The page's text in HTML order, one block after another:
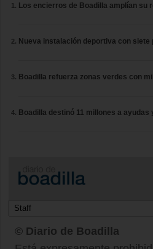
Los encierros de Boadilla amplían su
Nueva instalación deportiva con siete
Boadilla refuerza zonas verdes con
Boadilla destinó 11 millones a
© Diario de Boadilla